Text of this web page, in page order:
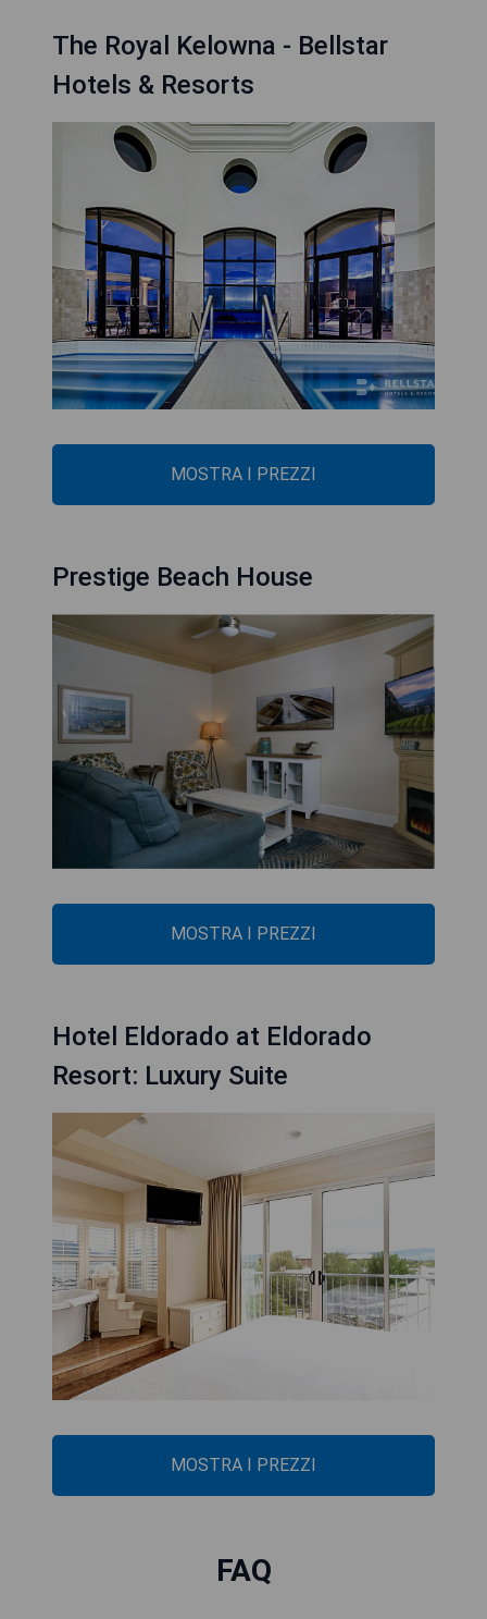
The Royal Kelowna - Bellstar
Hotels & Resorts
MOSTRA I PREZZI
Prestige Beach House
MOSTRA I PREZZI
Hotel Eldorado at Eldorado
Resort: Luxury Suite
MOSTRA I PREZZI
FAQ